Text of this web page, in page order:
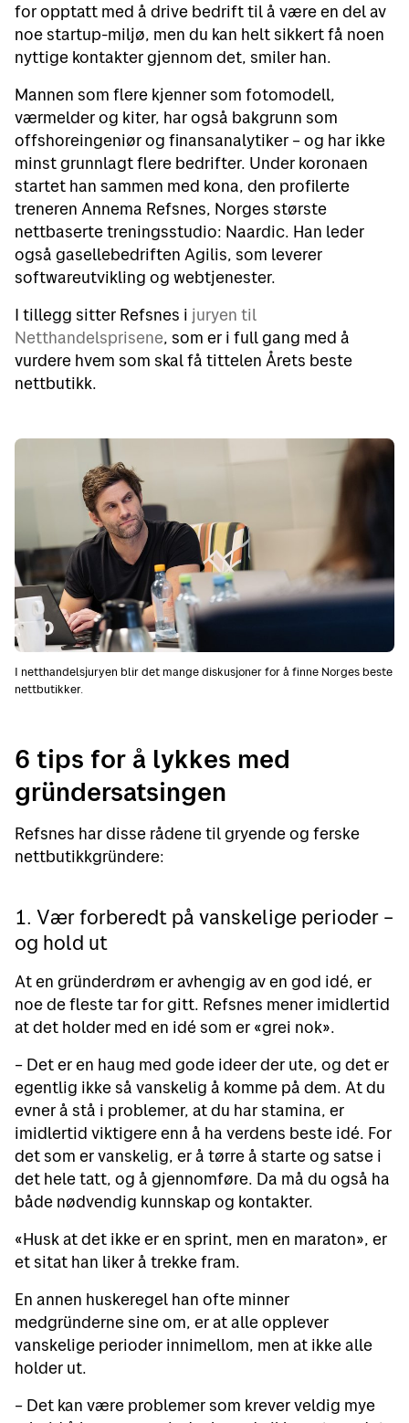
for opptatt med å drive bedrift til å være en del av
noe startup-miljø, men du kan helt sikkert få noen
nyttige kontakter gjennom det, smiler han.
Mannen som flere kjenner som fotomodell,
værmelder og kiter, har også bakgrunn som
offshoreingeniør og finansanalytiker – og har ikke
minst grunnlagt flere bedrifter. Under koronaen
startet han sammen med kona, den profilerte
treneren Annema Refsnes, Norges største
nettbaserte treningsstudio: Naardic. Han leder
også gasellebedriften Agilis, som leverer
softwareutvikling og webtjenester.
I tillegg sitter Refsnes i juryen til
Netthandelsprisene, som er i full gang med å
vurdere hvem som skal få tittelen Årets beste
nettbutikk.
I netthandelsjuryen blir det mange diskusjoner for å finne Norges beste
nettbutikker.
6 tips for å lykkes med
gründersatsingen
Refsnes har disse rådene til gryende og ferske
nettbutikkgründere:
1. Vær forberedt på vanskelige perioder –
og hold ut
At en gründerdrøm er avhengig av en god idé, er
noe de fleste tar for gitt. Refsnes mener imidlertid
at det holder med en idé som er «grei nok».
– Det er en haug med gode ideer der ute, og det er
egentlig ikke så vanskelig å komme på dem. At du
evner å stå i problemer, at du har stamina, er
imidlertid viktigere enn å ha verdens beste idé. For
det som er vanskelig, er å tørre å starte og satse i
det hele tatt, og å gjennomføre. Da må du også ha
både nødvendig kunnskap og kontakter.
«Husk at det ikke er en sprint, men en maraton», er
et sitat han liker å trekke fram.
En annen huskeregel han ofte minner
medgründerne sine om, er at alle opplever
vanskelige perioder innimellom, men at ikke alle
holder ut.
– Det kan være problemer som krever veldig mye